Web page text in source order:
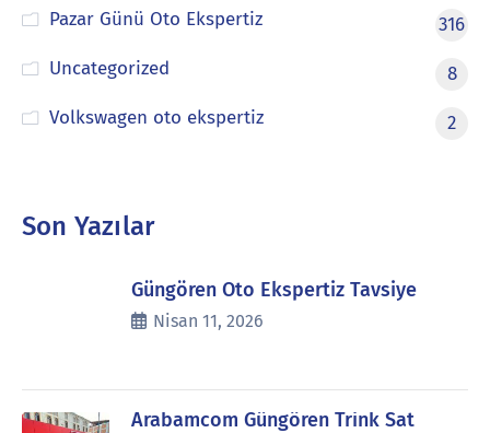
Pazar Günü Oto Ekspertiz
316
Uncategorized
8
Volkswagen oto ekspertiz
2
Son Yazılar
Güngören Oto Ekspertiz Tavsiye
Nisan 11, 2026
Arabamcom Güngören Trink Sat